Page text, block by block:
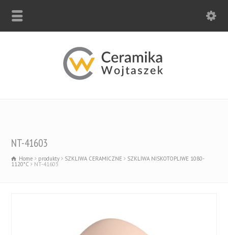
NT-41603
Home produkty SZKLIWA CERAMICZNE SZKLIWA NISKOTOPLIWE 1080-
1120*C NT-41603